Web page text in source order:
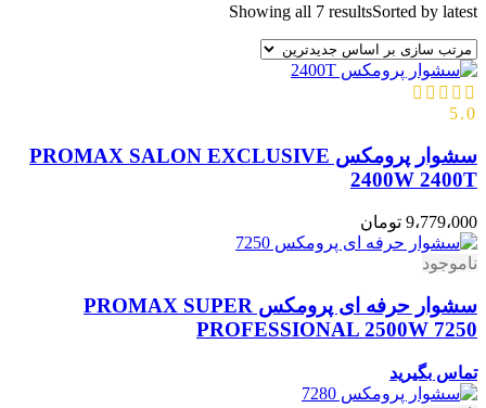
Showing all 7 resultsSorted by latest
5.0
سشوار پرومکس PROMAX SALON EXCLUSIVE
2400W 2400T
9،779،000 تومان
ناموجود
سشوار حرفه ای پرومکس PROMAX SUPER
PROFESSIONAL 2500W 7250
تماس بگیرید